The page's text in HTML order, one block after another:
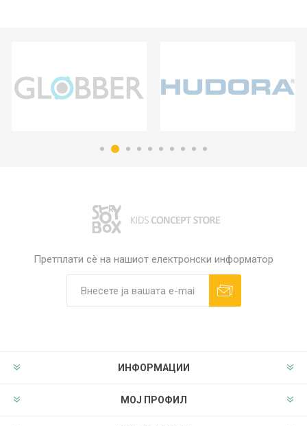
Претплати сè на нашиот електронски информатор
ИНФОРМАЦИИ
МОЈ ПРОФИЛ